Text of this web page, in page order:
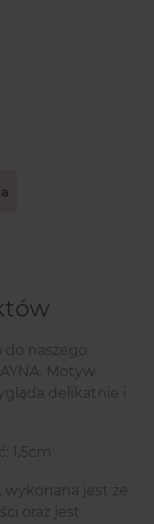
do naszego
Motyw
delikatnie i
1,5cm
wykonana jest ze
oraz jest